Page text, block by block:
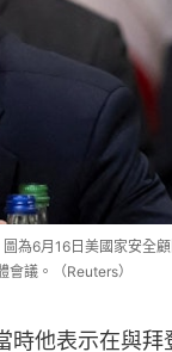
為6月16日美國家安全
議。（Reuters）
時他表示在與